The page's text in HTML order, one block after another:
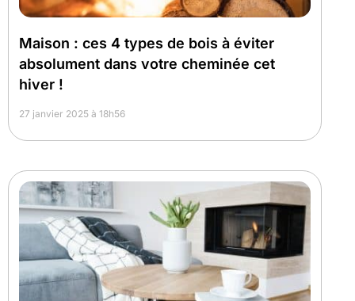
Maison : ces 4 types de bois à éviter
absolument dans votre cheminée cet
hiver !
27 janvier 2025 à 18h56